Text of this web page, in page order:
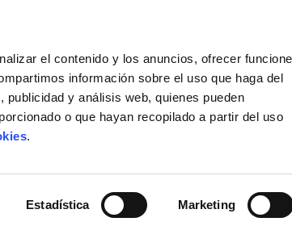
el contenido y los anuncios, ofrecer
información sobre el uso que haga del
y análisis web, quienes pueden
o que hayan recopilado a partir del uso
.
Estadística Marketing
COMPRAR CONTACTO